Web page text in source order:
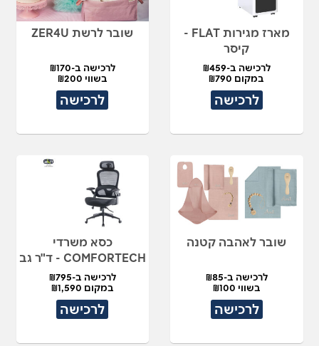
מארז מגירות FLAT -
קיסר
לרכישה ב-₪459
במקום ₪790
לרכישה
שובר לרשת ZER4U
לרכישה ב-₪170
בשווי ₪200
לרכישה
שובר לאהבה קטנה
לרכישה ב-₪85
בשווי ₪100
לרכישה
כסא משרדי
COMFORTECH - ד"ר גב
לרכישה ב-₪795
במקום ₪1,590
לרכישה